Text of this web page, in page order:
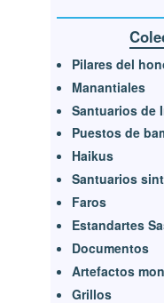
Pilares del
Manantiales
Santuarios de
Puestos de
Haikus
Santuarios
Faros
Estandartes
Documentos
Artefactos
Grillos